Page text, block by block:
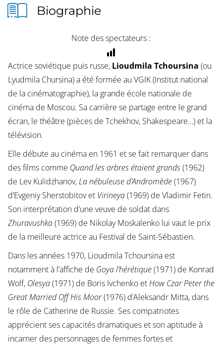
Biographie
Note des spectateurs :
Actrice soviétique puis russe, Lioudmila Tchoursina (ou
Lyudmila Chursina) a été formée au VGIK (Institut national
de la cinématographie), la grande école nationale de
cinéma de Moscou. Sa carrière se partage entre le grand
écran, le théâtre (pièces de Tchekhov, Shakespeare…) et la
télévision.
Elle débute au cinéma en 1961 et se fait remarquer dans
des films comme Quand les arbres étaient grands(1962)
de Lev Kulidzhanov,La nébuleuse d’Andromède(1967)
d’Evgeniy Sherstobitov et Virineya(1969) de Vladimir Fetin.
Son interprétation d’une veuve de soldat dans
Zhuravushka(1969) de Nikolay Moskalenko lui vaut le prix
de la meilleure actrice au Festival de Saint-Sébastien.
Dans les années 1970, Lioudmila Tchoursina est
notamment à l’affiche de Goya l’hérétique(1971) de Konrad
Wolf, Olesya(1971) de Boris Ivchenko etHow Czar Peter the
Great Married Off His Moor(1976) d’Aleksandr Mitta, dans
le rôle de Catherine de Russie. Ses compatriotes
apprécient ses capacités dramatiques et son aptitude à
incarner des personnages de femmes fortes et